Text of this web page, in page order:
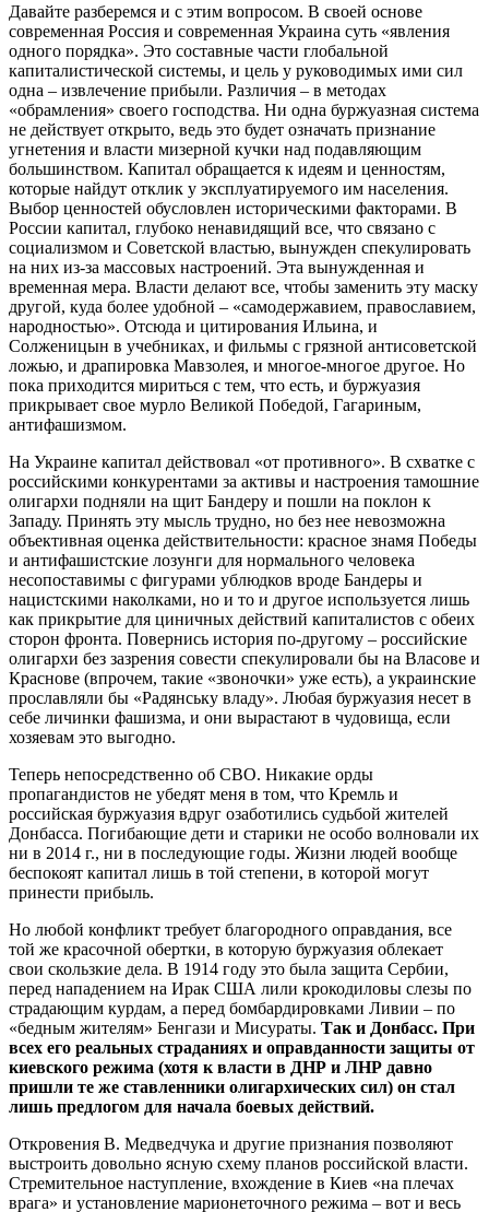
Давайте разберемся и с этим вопросом. В своей основе
современная Россия и современная Украина суть «явления
одного порядка». Это составные части глобальной
капиталистической системы, и цель у руководимых ими сил
одна – извлечение прибыли. Различия – в методах
«обрамления» своего господства. Ни одна буржуазная система
не действует открыто, ведь это будет означать признание
угнетения и власти мизерной кучки над подавляющим
большинством. Капитал обращается к идеям и ценностям,
которые найдут отклик у эксплуатируемого им населения.
Выбор ценностей обусловлен историческими факторами. В
России капитал, глубоко ненавидящий все, что связано с
социализмом и Советской властью, вынужден спекулировать
на них из-за массовых настроений. Эта вынужденная и
временная мера. Власти делают все, чтобы заменить эту маску
другой, куда более удобной – «самодержавием, православием,
народностью». Отсюда и цитирования Ильина, и
Солженицын в учебниках, и фильмы с грязной антисоветской
ложью, и драпировка Мавзолея, и многое-многое другое. Но
пока приходится мириться с тем, что есть, и буржуазия
прикрывает свое мурло Великой Победой, Гагариным,
антифашизмом.
На Украине капитал действовал «от противного». В схватке с
российскими конкурентами за активы и настроения тамошние
олигархи подняли на щит Бандеру и пошли на поклон к
Западу. Принять эту мысль трудно, но без нее невозможна
объективная оценка действительности: красное знамя Победы
и антифашистские лозунги для нормального человека
несопоставимы с фигурами ублюдков вроде Бандеры и
нацистскими наколками, но и то и другое используется лишь
как прикрытие для циничных действий капиталистов с обеих
сторон фронта. Повернись история по-другому – российские
олигархи без зазрения совести спекулировали бы на Власове и
Краснове (впрочем, такие «звоночки» уже есть), а украинские
прославляли бы «Радянську владу». Любая буржуазия несет в
себе личинки фашизма, и они вырастают в чудовища, если
хозяевам это выгодно.
Теперь непосредственно об СВО. Никакие орды
пропагандистов не убедят меня в том, что Кремль и
российская буржуазия вдруг озаботились судьбой жителей
Донбасса. Погибающие дети и старики не особо волновали их
ни в 2014 г., ни в последующие годы. Жизни людей вообще
беспокоят капитал лишь в той степени, в которой могут
принести прибыль.
Но любой конфликт требует благородного оправдания, все
той же красочной обертки, в которую буржуазия облекает
свои скользкие дела. В 1914 году это была защита Сербии,
перед нападением на Ирак США лили крокодиловы слезы по
страдающим курдам, а перед бомбардировками Ливии – по
«бедным жителям» Бенгази и Мисураты. Так и Донбасс. При
всех его реальных страданиях и оправданности защиты от
киевского режима (хотя к власти в ДНР и ЛНР давно
пришли те же ставленники олигархических сил) он стал
лишь предлогом для начала боевых действий.
Откровения В. Медведчука и другие признания позволяют
выстроить довольно ясную схему планов российской власти.
Стремительное наступление, вхождение в Киев «на плечах
врага» и установление марионеточного режима – вот и весь